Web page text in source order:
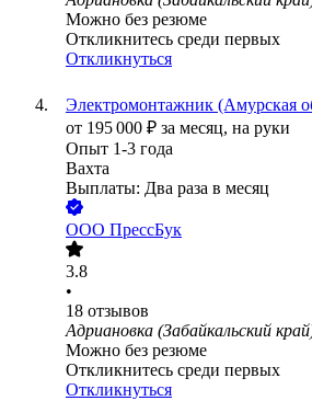
Можно без резюме
Откликнитесь среди первых
Откликнуться
Электромонтажник (Амурская
от 195 000 ₽ за месяц, на руки
Опыт 1-3 года
Вахта
Выплаты: Два раза в месяц
ООО ПрессБук
3.8
•
18 отзывов
Адриановка (Забайкальский
Можно без резюме
Откликнитесь среди первых
Откликнуться